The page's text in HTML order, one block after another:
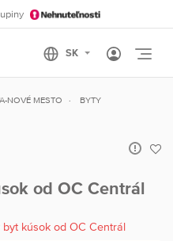
NOVÉ MESTO
BYTY
od OC Centrál